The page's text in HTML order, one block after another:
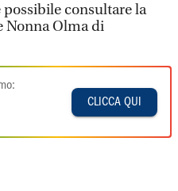
consultare la
Nonna Olma di
CLICCA QUI